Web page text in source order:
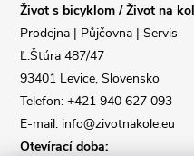
Život s bicyklom / Život na
Prodejna | Půjčovna | Servis
Ľ.Štúra 487/47
93401 Levice, Slovensko
Telefon: +421 940 627 093
E-mail: info@zivotnakole.eu
Otevírací doba: